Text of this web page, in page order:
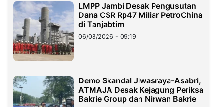
LMPP Jambi Desak Pengusutan
Dana CSR Rp47 Miliar PetroChina
di Tanjabtim
06/08/2026 - 09:19
Demo Skandal Jiwasraya-Asabri,
ATMAJA Desak Kejagung Periksa
Bakrie Group dan Nirwan Bakrie